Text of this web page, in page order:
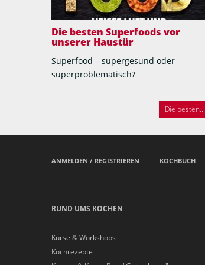
Die besten Superfoods vor
unserer Haustür
Superfood – supergesund oder
superproblematisch?
Die besten...
ANMELDEN / REGISTRIEREN KOCHBUCH
RUND UMS KOCHEN
Kurse & Workshops
Kochrezepte